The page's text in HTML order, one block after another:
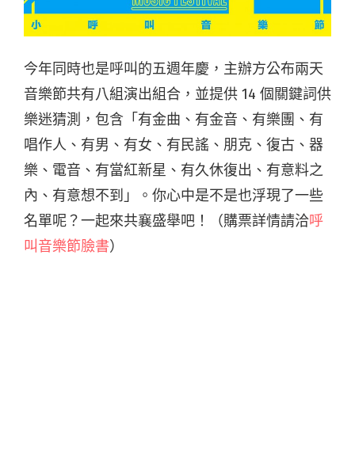
今年同時也是呼叫的五週年慶，主辦方公布兩天
音樂節共有八組演出組合，並提供 14 個關鍵詞供
樂迷猜測，包含「有金曲、有金音、有樂團、有
唱作人、有男、有女、有民謠、朋克、復古、器
樂、電音、有當紅新星、有久休復出、有意料之
內、有意想不到」。你心中是不是也浮現了一些
名單呢？一起來共襄盛舉吧！（購票詳情請洽呼
叫音樂節臉書）